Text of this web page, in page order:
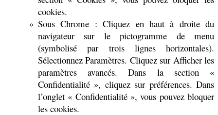
cookies.
Sous Chrome : Cliquez en haut à droite du
navigateur sur le pictogramme de menu
(symbolisé par trois lignes horizontales).
Sélectionnez Paramètres. Cliquez sur Afficher les
paramètres avancés. Dans la section «
Confidentialité », cliquez sur préférences. Dans
l’onglet « Confidentialité », vous pouvez bloquer
les cookies.